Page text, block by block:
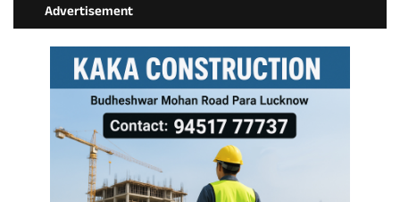
Advertisement